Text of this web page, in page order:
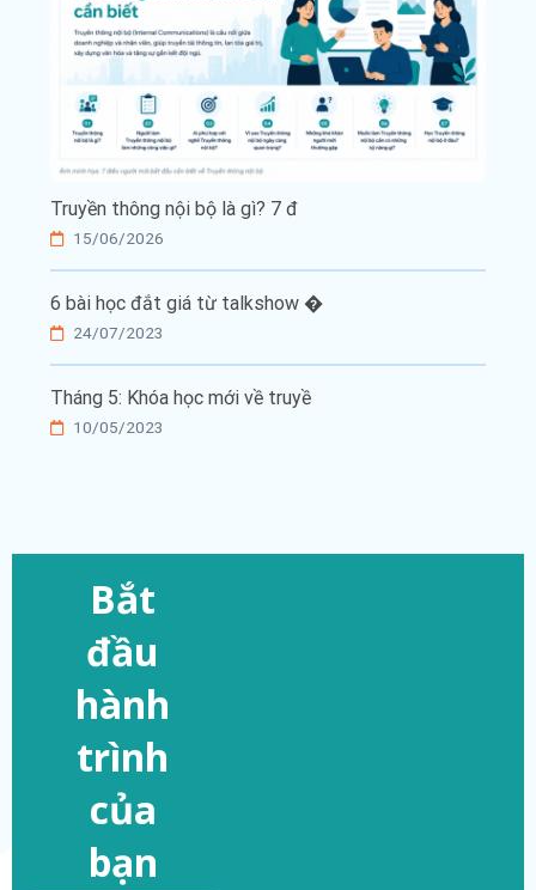
Truyền thông nội bộ là gì? 7 đ
15/06/2026
6 bài học đắt giá từ talkshow �
24/07/2023
Tháng 5: Khóa học mới về truyề
10/05/2023
Bắt
đầu
hành
trình
của
bạn